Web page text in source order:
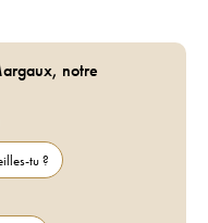
notre
tu ?